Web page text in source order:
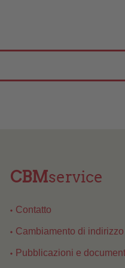
CBMservice
Contatto
Cambiamento di indirizzo
Pubblicazioni e